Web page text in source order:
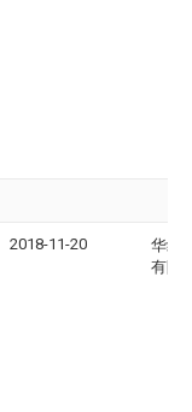
2018-11-20
华纺
有限